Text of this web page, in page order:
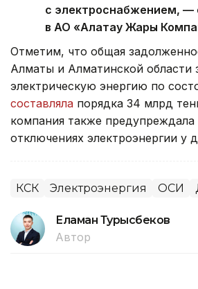
с электроснабжением, —
в АО «Алатау Жарық
Отметим, что общая
Алматы и Алматинской области
электрическую энергию по
составляла порядка 34 млрд
компания также
отключениях электроэнергии у
КСК Электроэнергия ОСИ
Еламан Турысбеков
Автор